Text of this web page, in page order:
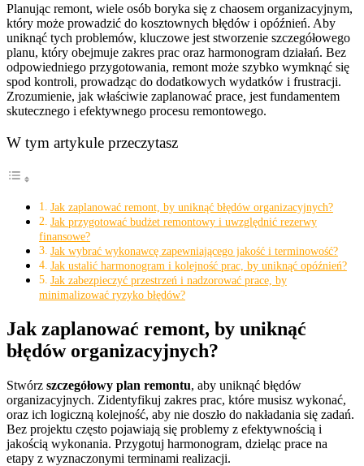
Planując remont, wiele osób boryka się z chaosem organizacyjnym,
który może prowadzić do kosztownych błędów i opóźnień. Aby
uniknąć tych problemów, kluczowe jest stworzenie szczegółowego
planu, który obejmuje zakres prac oraz harmonogram działań. Bez
odpowiedniego przygotowania, remont może szybko wymknąć się
spod kontroli, prowadząc do dodatkowych wydatków i frustracji.
Zrozumienie, jak właściwie zaplanować prace, jest fundamentem
skutecznego i efektywnego procesu remontowego.
W tym artykule przeczytasz
Jak zaplanować remont, by uniknąć błędów organizacyjnych?
Jak przygotować budżet remontowy i uwzględnić rezerwy
finansowe?
Jak wybrać wykonawcę zapewniającego jakość i terminowość?
Jak ustalić harmonogram i kolejność prac, by uniknąć opóźnień?
Jak zabezpieczyć przestrzeń i nadzorować prace, by
minimalizować ryzyko błędów?
Jak zaplanować remont, by uniknąć
błędów organizacyjnych?
Stwórz szczegółowy plan remontu, aby uniknąć błędów
organizacyjnych. Zidentyfikuj zakres prac, które musisz wykonać,
oraz ich logiczną kolejność, aby nie doszło do nakładania się zadań.
Bez projektu często pojawiają się problemy z efektywnością i
jakością wykonania. Przygotuj harmonogram, dzieląc prace na
etapy z wyznaczonymi terminami realizacji.